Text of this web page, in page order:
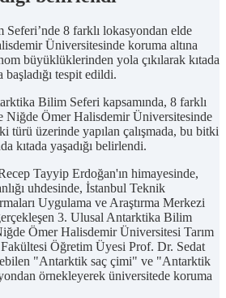
8 farklı lokasyondan elde
Üniversitesinde koruma altına
büyüklüklerinden yola çıkılarak kıtada
tespit edildi.
Bilim Seferi kapsamında, 8 farklı
Niğde Ömer Halisdemir Üniversitesinde
türü üzerinde yapılan çalışmada, bu bitki
kıtada yaşadığı belirlendi.
Tayyip Erdoğan'ın himayesinde,
uhdesinde, İstanbul Teknik
Uygulama ve Araştırma Merkezi
3. Ulusal Antarktika Bilim
Ömer Halisdemir Üniversitesi Tarım
Öğretim Üyesi Prof. Dr. Sedat
"Antarktik saç çimi" ve "Antarktik
örnekleyerek üniversitede koruma